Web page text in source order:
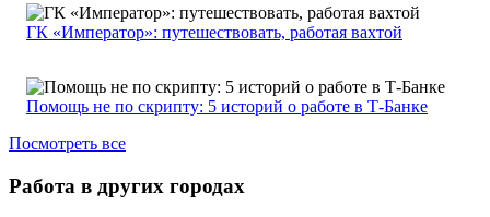
ГК «Император»: путешествовать, работая вахтой
Помощь не по скрипту: 5 историй о работе в Т-Банке
Посмотреть все
Работа в других городах